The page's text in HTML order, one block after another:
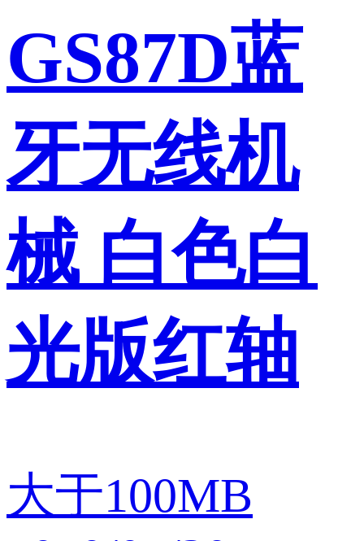
GS87D蓝
牙无线机
械 白色白
光版红轴
大于100MB